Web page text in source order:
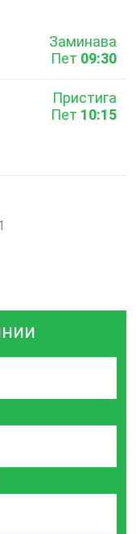
Заминава
Пет 09:30
Пристига
Пет 10:15